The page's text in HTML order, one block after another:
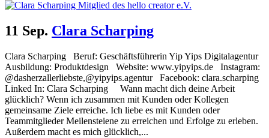
11 Sep. Clara Scharping
Clara Scharping Beruf: Geschäftsführerin Yip Yips Digitalagentur
Ausbildung: Produktdesign Website: www.yipyips.de Instagram:
@dasherzallerliebste,@yipyips.agentur Facebook: clara.scharping
Linked In: Clara Scharping Wann macht dich deine Arbeit
glücklich? Wenn ich zusammen mit Kunden oder Kollegen
gemeinsame Ziele erreiche. Ich liebe es mit Kunden oder
Teammitglieder Meilensteiene zu erreichen und Erfolge zu erleben.
Außerdem macht es mich glücklich,...